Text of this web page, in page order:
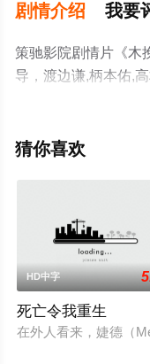
剧情介绍 我要
策驰影院剧情片《木
导，渡边谦,柄本佑,
石桥莲司,野村周平,
费观看高清未删减完
猜你喜欢
HD中字
死亡令我重生
在外人看来，婕德（